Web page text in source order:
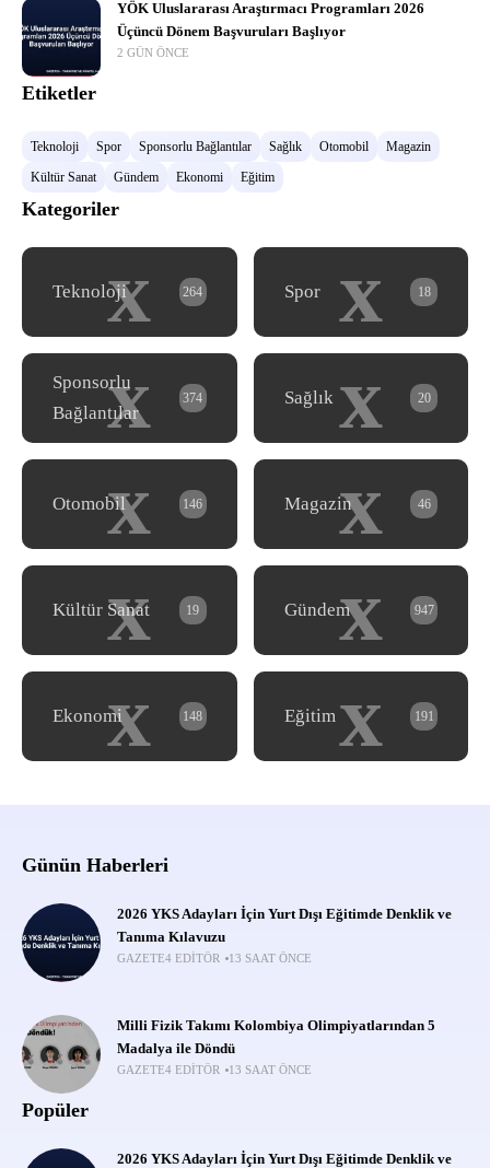
YÖK Uluslararası Araştırmacı Programları 2026
Üçüncü Dönem Başvuruları Başlıyor
2 GÜN ÖNCE
Etiketler
Teknoloji Spor Sponsorlu Bağlantılar Sağlık Otomobil
Magazin
Kültür Sanat
Gündem Ekonomi Eğitim
Kategoriler
x
Teknoloji 264 x
Spor 18
x
Sponsorlu
Bağlantılar
374 x
Sağlık 20
x
Otomobil 146 x
Magazin 46
x
Kültür Sanat 19 x
Gündem 947
x
Ekonomi 148 x
Eğitim 191
Günün Haberleri
2026 YKS Adayları İçin Yurt Dışı Eğitimde Denklik ve
Tanıma Kılavuzu
GAZETE4 EDITÖR 13 SAAT ÖNCE
Milli Fizik Takımı Kolombiya Olimpiyatlarından 5
Madalya ile Döndü
GAZETE4 EDITÖR 13 SAAT ÖNCE
Popüler
2026 YKS Adayları İçin Yurt Dışı Eğitimde Denklik ve